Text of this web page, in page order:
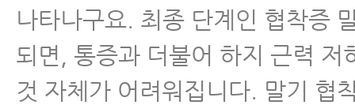
섬유근육통
수술 후 통증·재활
나타나구요. 최종 단계인 협착증
되면, 통증과 더불어 하지 근력 저
것 자체가 어려워집니다. 말기 협